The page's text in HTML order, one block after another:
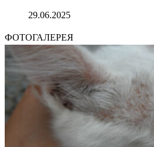
29.06.2025
ФОТОГАЛЕРЕЯ